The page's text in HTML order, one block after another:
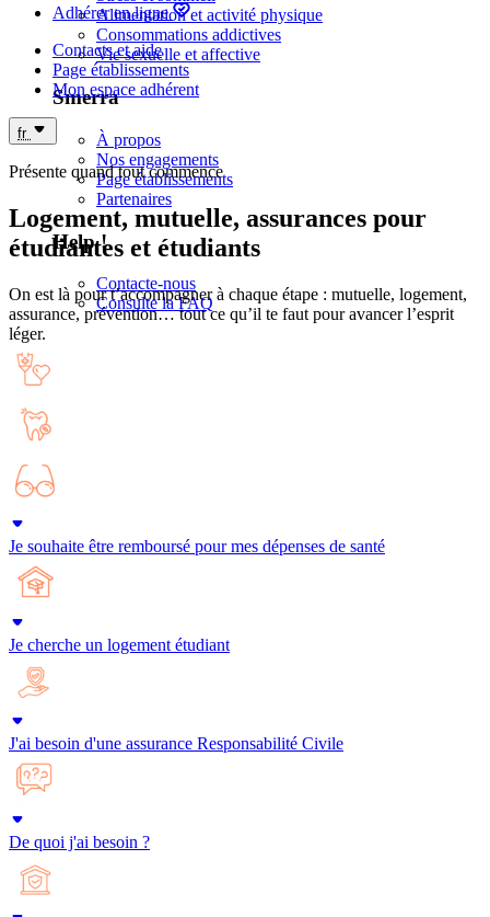
Trouve ta résidence près de ton école, partout en France ! 20
000 logements dans plus de 160 résidences étudiantes
Trouver un logement
Alimentation et activité physique
Consommations addictives
Vie sexuelle et affective
Smerra
À propos
Nos engagements
Page établissements
Partenaires
Help !
Contacte-nous
Consulte la FAQ
Adhérer en ligne
Contacts et aide
Page établissements
Mon espace adhérent
fr
Présente quand tout commence
Logement, mutuelle, assurances pour
étudiantes et étudiants
On est là pour t’accompagner à chaque étape : mutuelle, logement,
assurance, prévention… tout ce qu’il te faut pour avancer l’esprit
léger.
Je souhaite être remboursé pour mes dépenses de santé
Je cherche un logement étudiant
J'ai besoin d'une assurance Responsabilité Civile
De quoi j'ai besoin ?